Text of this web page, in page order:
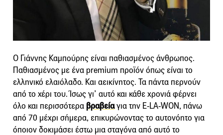
Ο Γιάννης Καμπούρης είναι παθιασμένος άνθρωπος.
Παθιασμένος με ένα premium προϊόν όπως είναι το
ελληνικό ελαιόλαδο. Και αεικίνητος. Τα πάντα περνούν
από το χέρι του. Ίσως γι’ αυτό και κάθε χρονιά φέρνει
όλο και περισσότερα βραβείαγια την E-LA-WON, πάνω
από 70 μέχρι σήμερα, επικυρώνοντας το αυτονόητο για
όποιον δοκιμάσει έστω μια σταγόνα από αυτό το